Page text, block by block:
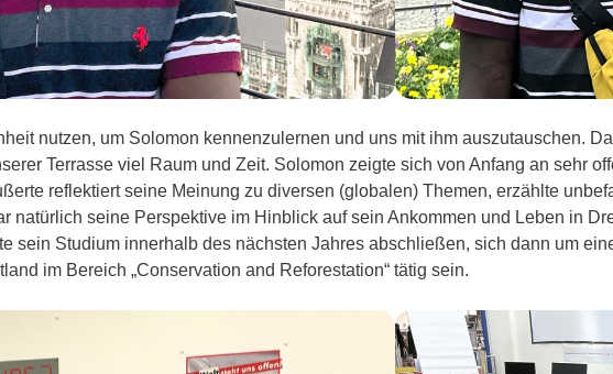
nutzen, um Solomon kennenzulernen und uns mit ihm auszutauschen.
Terrasse viel Raum und Zeit. Solomon zeigte sich von Anfang an sehr
reflektiert seine Meinung zu diversen (globalen) Themen, erzählte
natürlich seine Perspektive im Hinblick auf sein Ankommen und Leben in
sein Studium innerhalb des nächsten Jahres abschließen, sich dann um
im Bereich „Conservation and Reforestation“ tätig sein.